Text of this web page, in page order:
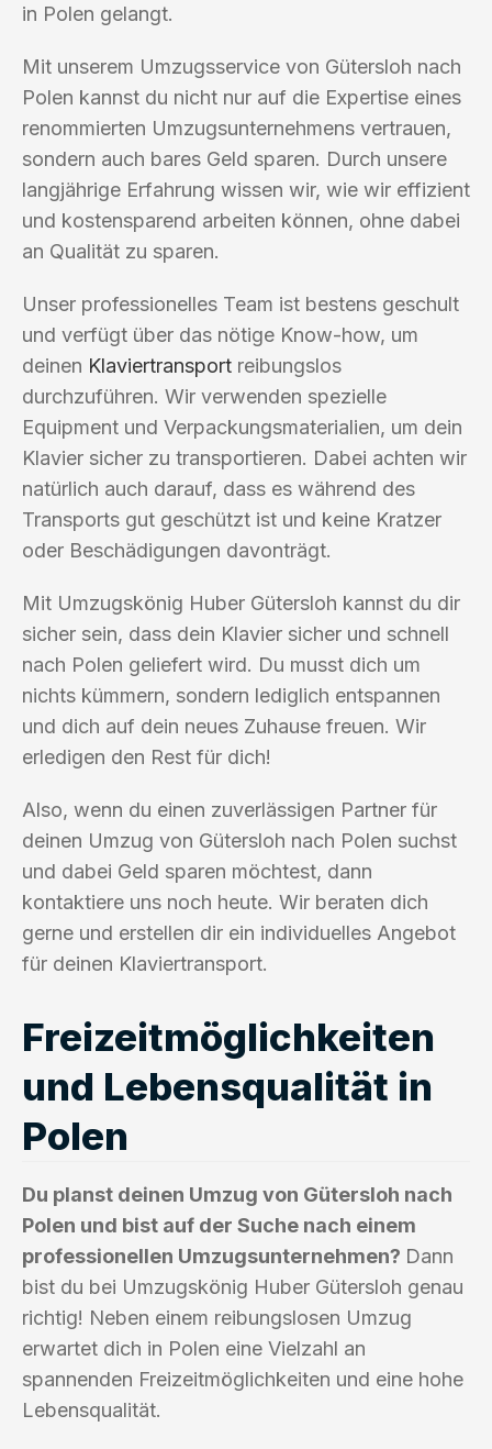
in Polen gelangt.
Mit unserem Umzugsservice von Gütersloh nach
Polen kannst du nicht nur auf die Expertise eines
renommierten Umzugsunternehmens vertrauen,
sondern auch bares Geld sparen. Durch unsere
langjährige Erfahrung wissen wir, wie wir effizient
und kostensparend arbeiten können, ohne dabei
an Qualität zu sparen.
Unser professionelles Team ist bestens geschult
und verfügt über das nötige Know-how, um
deinen Klaviertransport reibungslos
durchzuführen. Wir verwenden spezielle
Equipment und Verpackungsmaterialien, um dein
Klavier sicher zu transportieren. Dabei achten wir
natürlich auch darauf, dass es während des
Transports gut geschützt ist und keine Kratzer
oder Beschädigungen davonträgt.
Mit Umzugskönig Huber Gütersloh kannst du dir
sicher sein, dass dein Klavier sicher und schnell
nach Polen geliefert wird. Du musst dich um
nichts kümmern, sondern lediglich entspannen
und dich auf dein neues Zuhause freuen. Wir
erledigen den Rest für dich!
Also, wenn du einen zuverlässigen Partner für
deinen Umzug von Gütersloh nach Polen suchst
und dabei Geld sparen möchtest, dann
kontaktiere uns noch heute. Wir beraten dich
gerne und erstellen dir ein individuelles Angebot
für deinen Klaviertransport.
Freizeitmöglichkeiten
und Lebensqualität in
Polen
Du planst deinen Umzug von Gütersloh nach
Polen und bist auf der Suche nach einem
professionellen Umzugsunternehmen? Dann
bist du bei Umzugskönig Huber Gütersloh genau
richtig! Neben einem reibungslosen Umzug
erwartet dich in Polen eine Vielzahl an
spannenden Freizeitmöglichkeiten und eine hohe
Lebensqualität.